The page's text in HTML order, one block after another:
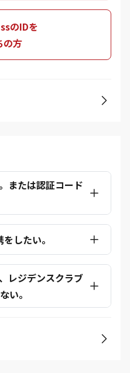
のIDを
の方
または認証コード
したい。
レジデンスクラブ
い。